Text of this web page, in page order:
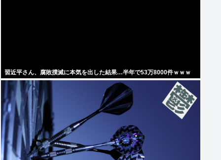
習近平さん、腐敗撲滅に本気を出した結果…半年で53万8000件ｗｗｗ